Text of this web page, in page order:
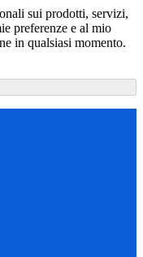
sui prodotti, servizi,
preferenze e al mio
in qualsiasi momento.